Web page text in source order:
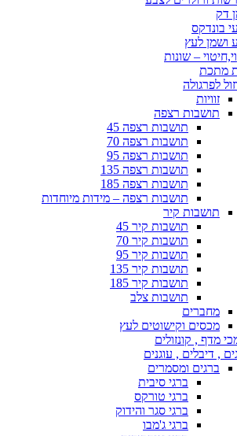
דק
בונדקס
ושמן לעץ
– שונות
מתכת
לפרגולה
זוויות
תושבות רצפה
תושבות רצפה 45
תושבות רצפה 70
תושבות רצפה 95
תושבות רצפה 135
תושבות רצפה 185
תושבות רצפה – מידות מיוחדות
תושבות קיר
תושבות קיר 45
תושבות קיר 70
תושבות קיר 95
תושבות קיר 135
תושבות קיר 185
תושבות צלב
מחברים
מכסים וקישוטים לעץ
מדף , קונזולים
, דיבלים , עוגנים
ברגים ומסמרים
ברגי סיבית
ברגי טורקס
ברגי סגר והידוק
ברגי ג'מבו